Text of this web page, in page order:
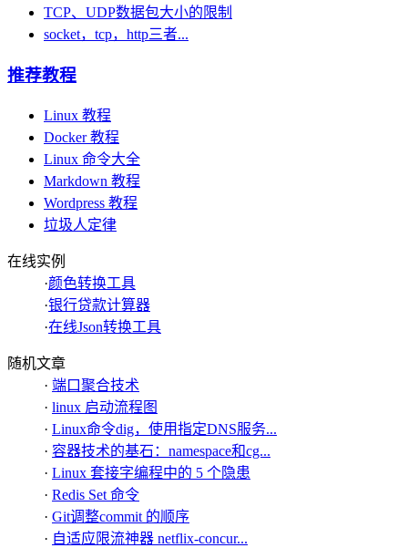
TCP、UDP数据包大小的限制
socket，tcp，http三者...
推荐教程
Linux 教程
Docker 教程
Linux 命令大全
Markdown 教程
Wordpress 教程
垃圾人定律
在线实例
·颜色转换工具
·银行贷款计算器
·在线Json转换工具
随机文章
· 端口聚合技术
· linux 启动流程图
· Linux命令dig，使用指定DNS服务...
· 容器技术的基石：namespace和cg...
· Linux 套接字编程中的 5 个隐患
· Redis Set 命令
· Git调整commit 的顺序
· 自适应限流神器 netflix-concur...